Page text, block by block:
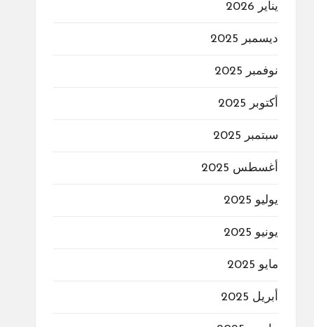
يناير 2026
ديسمبر 2025
نوفمبر 2025
أكتوبر 2025
سبتمبر 2025
أغسطس 2025
يوليو 2025
يونيو 2025
مايو 2025
أبريل 2025